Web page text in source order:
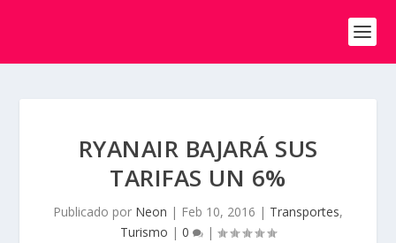
RYANAIR BAJARÁ SUS
TARIFAS UN 6%
Publicado por Neon | Feb 10, 2016 | Transportes,
Turismo | 0 |